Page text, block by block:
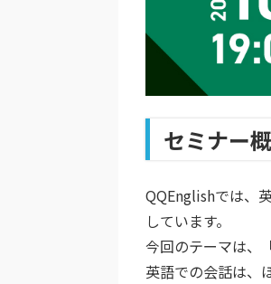
セミナー
QQEnglishでは、
しています。
今回のテーマは、
英語での会話は、